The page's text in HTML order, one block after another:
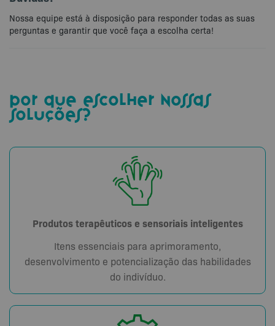
Nossa equipe está à disposição para responder todas as suas
perguntas e garantir que você faça a escolha certa!
por que escolher nossas
soluções?
Produtos terapêuticos e sensoriais inteligentes
Itens essenciais para aprimoramento,
desenvolvimento e potencialização das habilidades
do indivíduo.